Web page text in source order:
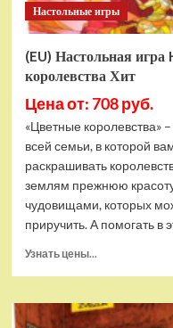
Настольные игры
(EU) Настольная
королевства Хит
Цена от: 708 руб.
«Цветные королевства»
всей семьи, в которой
раскрашивать
землям прежнюю
чудовищами, которых
приручить. А помогать в
Узнать цены...
(EU)
Настольная